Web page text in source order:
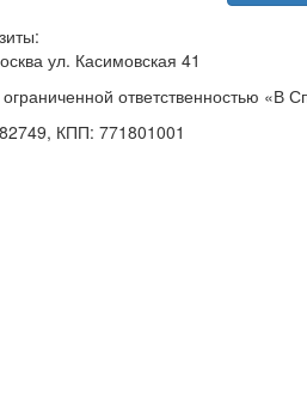
ул. Касимовская 41
ответственностью «В
КПП: 771801001